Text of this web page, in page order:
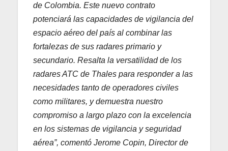
de Colombia. Este nuevo contrato
potenciará las capacidades de vigilancia del
espacio aéreo del país al combinar las
fortalezas de sus radares primario y
secundario. Resalta la versatilidad de los
radares ATC de Thales para responder a las
necesidades tanto de operadores civiles
como militares, y demuestra nuestro
compromiso a largo plazo con la excelencia
en los sistemas de vigilancia y seguridad
aérea”, comentó Jerome Copin, Director de